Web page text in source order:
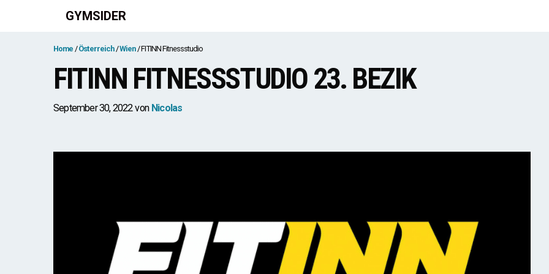
GYMSIDER
Home Österreich Wien FITINN Fitnessstudio
FITINN FITNESSSTUDIO 23. BEZIK
September 30, 2022 von Nicolas